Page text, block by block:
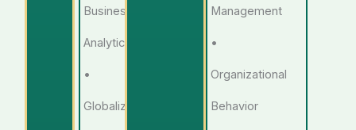
Business
Analytics
•
Globalization,
Management
•
Organizational
Behavior